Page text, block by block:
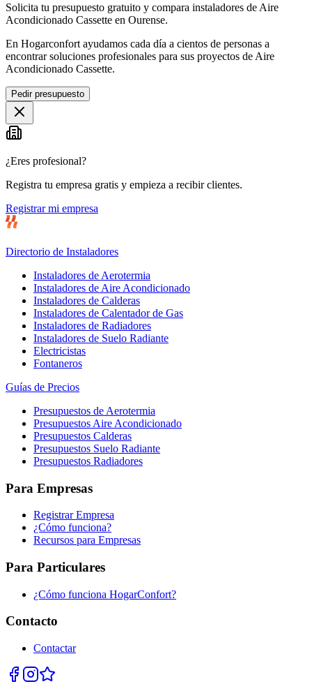
Solicita tu presupuesto gratuito y compara instaladores de Aire
Acondicionado Cassette en Ourense.
En Hogarconfort ayudamos cada día a cientos de personas a
encontrar soluciones profesionales para sus proyectos de Aire
Acondicionado Cassette.
Pedir presupuesto
¿Eres profesional?
Registra tu empresa gratis y empieza a recibir clientes.
Registrar mi empresa
Directorio de Instaladores
Instaladores de Aerotermia
Instaladores de Aire Acondicionado
Instaladores de Calderas
Instaladores de Calentador de Gas
Instaladores de Radiadores
Instaladores de Suelo Radiante
Electricistas
Fontaneros
Guías de Precios
Presupuestos de Aerotermia
Presupuestos Aire Acondicionado
Presupuestos Calderas
Presupuestos Suelo Radiante
Presupuestos Radiadores
Para Empresas
Registrar Empresa
¿Cómo funciona?
Recursos para Empresas
Para Particulares
¿Cómo funciona HogarConfort?
Contacto
Contactar